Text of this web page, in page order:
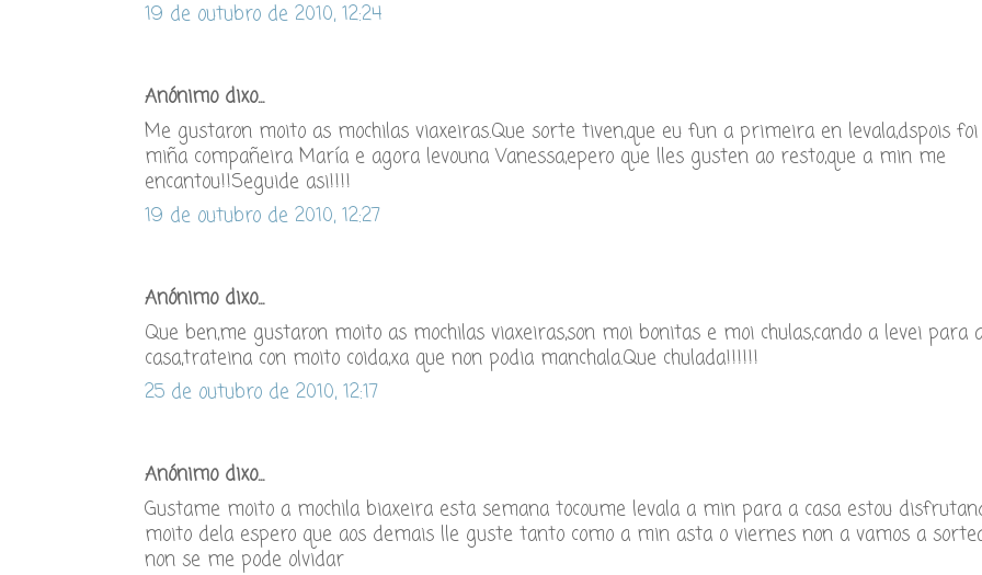
19 de outubro de 2010, 12:24
Anónimo dixo...
Me gustaron moito as mochilas viaxeiras.Que sorte tiven,que eu fun a primeira en levala,dspois
miña compañeira María e agora levouna Vanessa,epero que lles gusten ao resto,que a min me
encantou!!Seguide asi!!!!
19 de outubro de 2010, 12:27
Anónimo dixo...
Que ben,me gustaron moito as mochilas viaxeiras,son moi bonitas e moi chulas,cando a levei para
casa,trateina con moito coida,xa que non podia manchala.Que chulada!!!!!!
25 de outubro de 2010, 12:17
Anónimo dixo...
Gustame moito a mochila biaxeira esta semana tocoume levala a min para a casa estou
moito dela espero que aos demais lle guste tanto como a min asta o viernes non a vamos a
non se me pode olvidar